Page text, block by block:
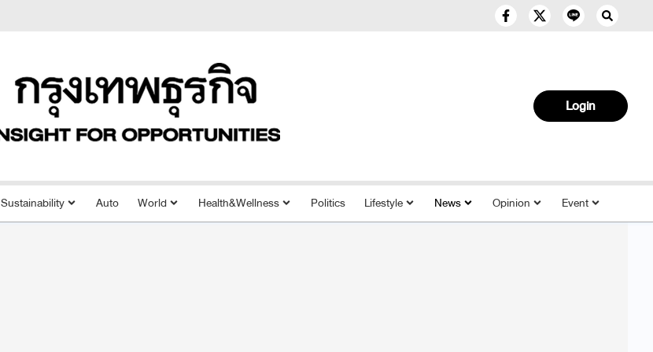
Login
Sustainability Auto World Health&Wellness Politics Lifestyle News Opinion Event